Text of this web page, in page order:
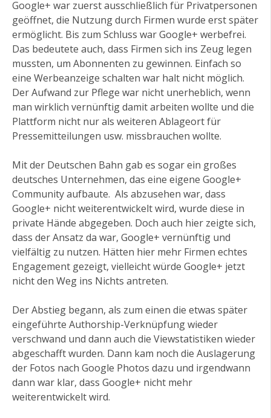
Google+ war zuerst ausschließlich für Privatpersonen
geöffnet, die Nutzung durch Firmen wurde erst später
ermöglicht. Bis zum Schluss war Google+ werbefrei.
Das bedeutete auch, dass Firmen sich ins Zeug legen
mussten, um Abonnenten zu gewinnen. Einfach so
eine Werbeanzeige schalten war halt nicht möglich.
Der Aufwand zur Pflege war nicht unerheblich, wenn
man wirklich vernünftig damit arbeiten wollte und die
Plattform nicht nur als weiteren Ablageort für
Pressemitteilungen usw. missbrauchen wollte.
Mit der Deutschen Bahn gab es sogar ein großes
deutsches Unternehmen, das eine eigene Google+
Community aufbaute. Als abzusehen war, dass
Google+ nicht weiterentwickelt wird, wurde diese in
private Hände abgegeben. Doch auch hier zeigte sich,
dass der Ansatz da war, Google+ vernünftig und
vielfältig zu nutzen. Hätten hier mehr Firmen echtes
Engagement gezeigt, vielleicht würde Google+ jetzt
nicht den Weg ins Nichts antreten.
Der Abstieg begann, als zum einen die etwas später
eingeführte Authorship-Verknüpfung wieder
verschwand und dann auch die Viewstatistiken wieder
abgeschafft wurden. Dann kam noch die Auslagerung
der Fotos nach Google Photos dazu und irgendwann
dann war klar, dass Google+ nicht mehr
weiterentwickelt wird.